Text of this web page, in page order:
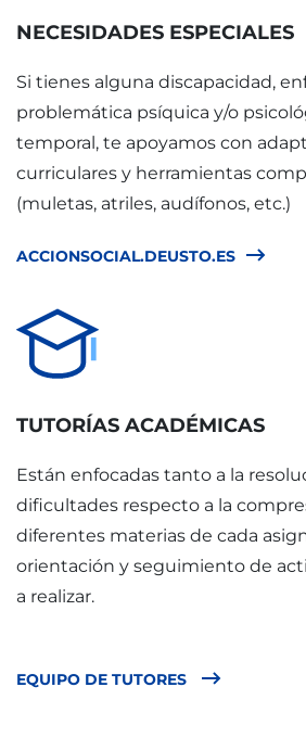
NECESIDADES ESPECIALES
Si tienes alguna discapacidad,
problemática psíquica y/o
temporal, te apoyamos con
curriculares y herramientas
(muletas, atriles, audífonos, etc.)
ACCIONSOCIAL.DEUSTO.ES
TUTORÍAS ACADÉMICAS
Están enfocadas tanto a la
dificultades respecto a la
diferentes materias de cada
orientación y seguimiento de
a realizar.
EQUIPO DE TUTORES